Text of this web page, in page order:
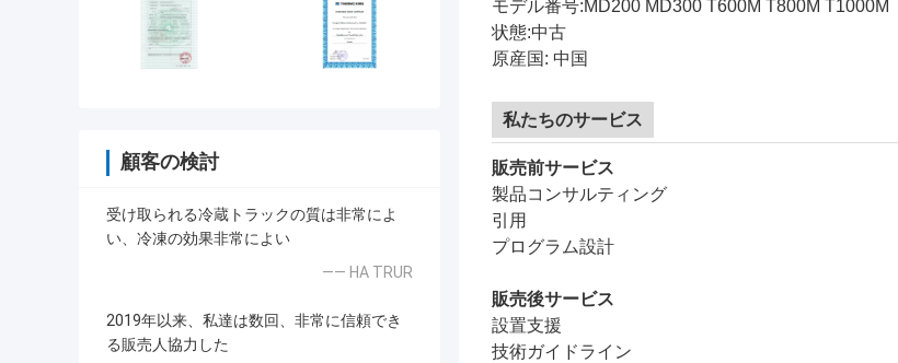
顧客の検討
受け取られる冷蔵トラックの質は非常によ
い、冷凍の効果非常によい
—— HA TRUR
2019年以来、私達は数回、非常に信頼でき
る販売人協力した
モデル番号:MD200 MD300 T600M T800M T1000M
状態:中古
原産国: 中国
私たちのサービス
販売前サービス
製品コンサルティング
引用
プログラム設計
販売後サービス
設置支援
技術ガイドライン